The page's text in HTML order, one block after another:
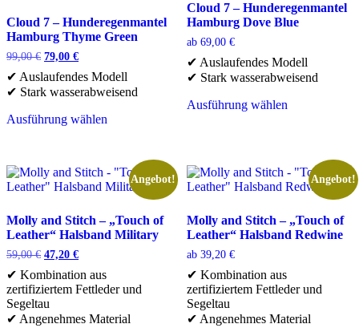
Cloud 7 – Hunderegenmantel
Hamburg Thyme Green
99,00€ Ursprünglicher
war:
99,00 €
79,00 €Aktueller
ist:
79,00 €.
✔ Auslaufendes Modell
✔ Stark wasserabweisend
Ausführung wählen
mehrere
Varianten
Die
Optionen
können
auf
der
Produktseite
gewählt
werden
Cloud 7 – Hunderegenmantel
Hamburg Dove Blue
ab 69,00 €
✔ Auslaufendes Modell
✔ Stark wasserabweisend
Ausführung wählen
Varianten
auf.
Optionen
können
auf
der
Produktseite
gewählt
werden
Angebot!
Molly and Stitch – „Touch of
Leather“ Halsband Military
59,00€ Ursprünglicher
war:
59,00 €
47,20 €Aktueller
ist:
47,20 €.
✔ Kombination aus
zertifiziertem Fettleder und
Segeltau
✔ Angenehmes Material
Angebot!
Molly and Stitch – „Touch of
Leather“ Halsband Redwine
ab 39,20 €
✔ Kombination aus
zertifiziertem Fettleder und
Segeltau
✔ Angenehmes Material